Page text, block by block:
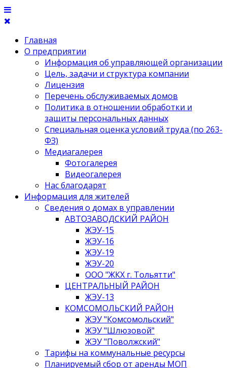
Главная
О предприятии
Информация об управляющей организации
Цель, задачи и структура компании
Лицензия
Перечень обслуживаемых домов
Политика в отношении обработки и
защиты персональных данных
Специальная оценка условий труда (по 263-
ФЗ)
Медиагалерея
Фотогалерея
Видеогалерея
Нас благодарят
Информация для жителей
Сведения о домах в управлении
АВТОЗАВОДСКИЙ РАЙОН
ЖЭУ-15
ЖЭУ-16
ЖЭУ-19
ЖЭУ-20
ООО "ЖКХ г. Тольятти"
ЦЕНТРАЛЬНЫЙ РАЙОН
ЖЭУ-13
КОМСОМОЛЬСКИЙ РАЙОН
ЖЭУ "Комсомольский"
ЖЭУ "Шлюзовой"
ЖЭУ "Поволжский"
Тарифы на коммунальные ресурсы
Планируемый сбор от аренды МОП